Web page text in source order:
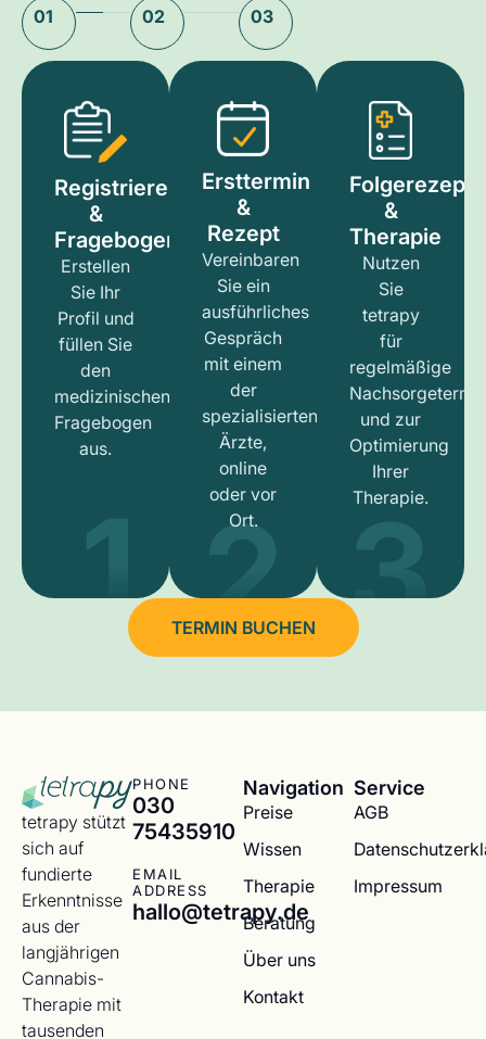
01 02 03
Registrieren
&
Fragebogen
Erstellen
Sie Ihr
Profil und
füllen Sie
den
medizinischen
Fragebogen
aus.
1
Ersttermin
&
Rezept
Vereinbaren
Sie ein
ausführliches
Gespräch
mit einem
der
spezialisierten
Ärzte,
online
oder vor
Ort.
2
Folgerezept
&
Therapie
Nutzen
Sie
tetrapy
für
regelmäßige
und zur
Optimierung
Ihrer
Therapie.
3
TERMIN BUCHEN
tetrapy stützt
sich auf
fundierte
Erkenntnisse
aus der
langjährigen
Cannabis-
Therapie mit
tausenden
PHONE
030
75435910
EMAIL
ADDRESS
hallo@tetrapy.de
Navigation
Preise
Wissen
Therapie
Beratung
Über uns
Kontakt
Service
AGB
Impressum